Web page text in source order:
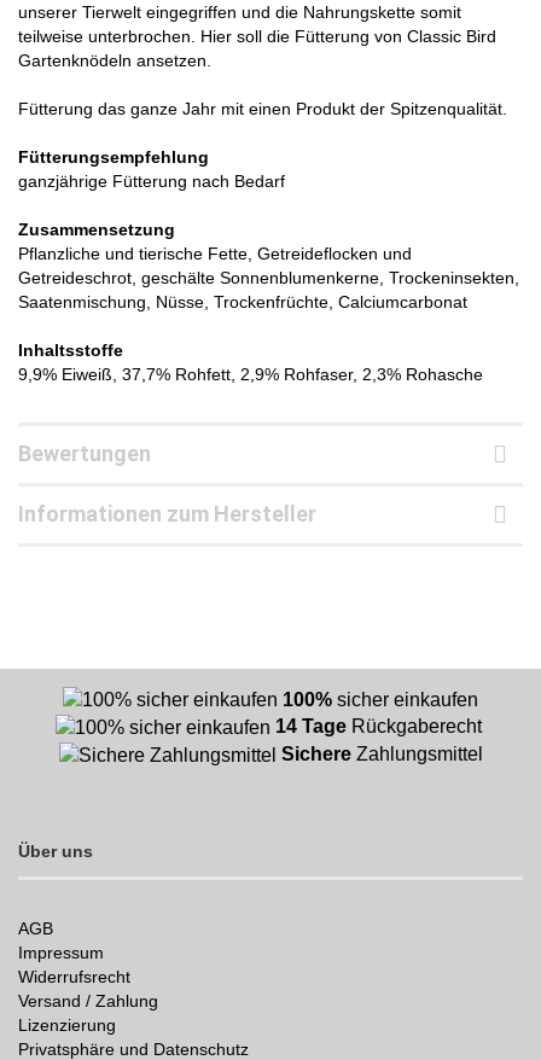
unserer Tierwelt eingegriffen und die Nahrungskette somit
teilweise unterbrochen. Hier soll die Fütterung von Classic Bird
Gartenknödeln ansetzen.
Fütterung das ganze Jahr mit einen Produkt der Spitzenqualität.
Fütterungsempfehlung
ganzjährige Fütterung nach Bedarf
Zusammensetzung
Pflanzliche und tierische Fette, Getreideflocken und
Getreideschrot, geschälte Sonnenblumenkerne, Trockeninsekten,
Saatenmischung, Nüsse, Trockenfrüchte, Calciumcarbonat
Inhaltsstoffe
9,9% Eiweiß, 37,7% Rohfett, 2,9% Rohfaser, 2,3% Rohasche
Bewertungen
Informationen zum Hersteller
100% sicher einkaufen
14 Tage Rückgaberecht
Sichere Zahlungsmittel
Über uns
AGB
Impressum
Widerrufsrecht
Versand / Zahlung
Lizenzierung
Privatsphäre und Datenschutz